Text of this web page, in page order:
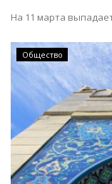
На 11 марта
Общество